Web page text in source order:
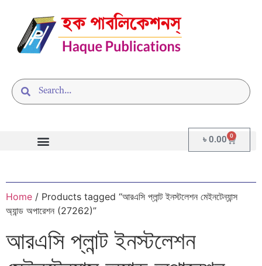
৳ 0.00 0
Home / Products tagged “আরএসি প্লান্ট ইনস্টলেশন মেইনটেন্যান্স
অ্যান্ড অপারেশন (27262)”
আরএসি প্লান্ট ইনস্টলেশন